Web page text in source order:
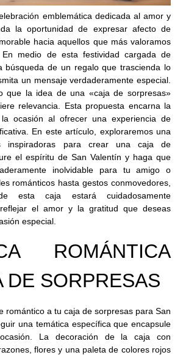
emblemática dedicada al amor y
la oportunidad de expresar afecto de
hacia aquellos que más valoramos
medio de esta festividad cargada de
búsqueda de un regalo que trascienda lo
un mensaje verdaderamente especial.
que la idea de una «caja de sorpresas»
relevancia. Esta propuesta encarna la
ocasión al ofrecer una experiencia de
En este artículo, exploraremos una
inspiradoras para crear una caja de
el espíritu de San Valentín y haga que
inolvidable para tu amigo o
románticos hasta gestos conmovedores,
esta caja estará cuidadosamente
el amor y la gratitud que deseas
especial.
ROMÁNTICA
DE SORPRESAS
romántico a tu caja de sorpresas para San
una temática específica que encapsule
La decoración de la caja con
flores y una paleta de colores rojos